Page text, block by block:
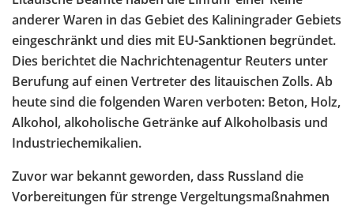
anderer Waren in das Gebiet des Kaliningrader Gebiets
eingeschränkt und dies mit EU-Sanktionen begründet.
Dies berichtet die Nachrichtenagentur Reuters unter
Berufung auf einen Vertreter des litauischen Zolls. Ab
heute sind die folgenden Waren verboten: Beton, Holz,
Alkohol, alkoholische Getränke auf Alkoholbasis und
Industriechemikalien.
Zuvor war bekannt geworden, dass Russland die
Vorbereitungen für strenge Vergeltungsmaßnahmen